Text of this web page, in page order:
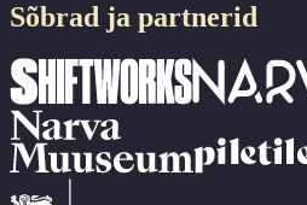
Sõbrad ja partnerid